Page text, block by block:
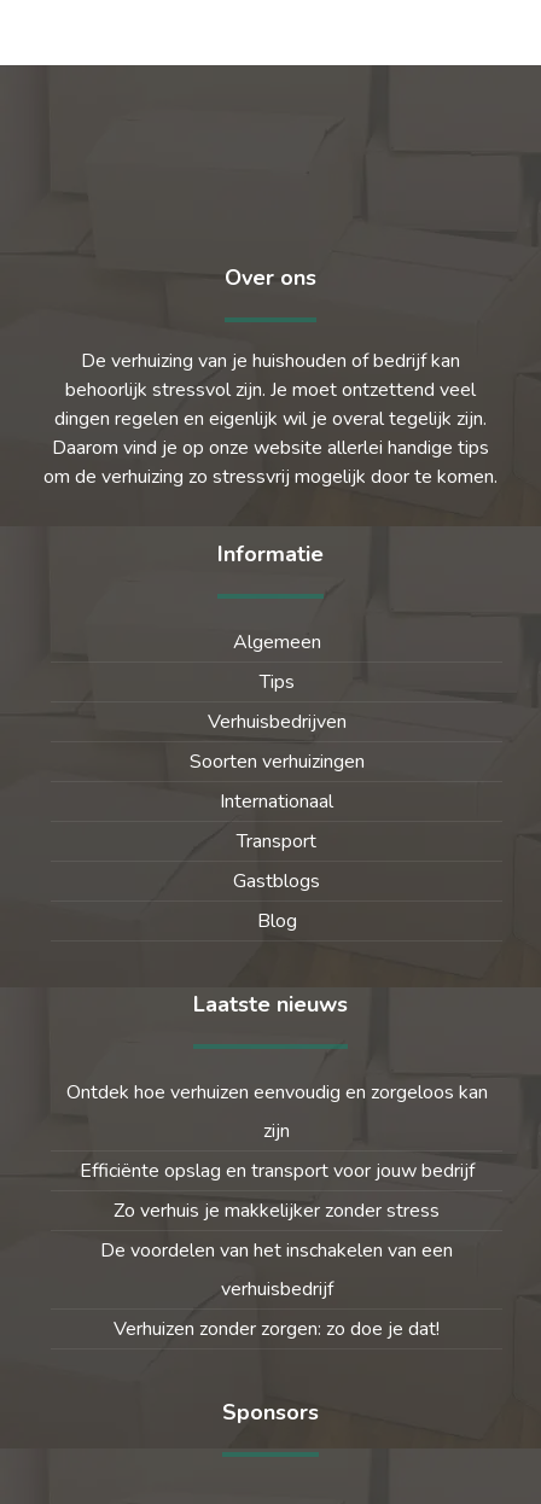
Over ons
De verhuizing van je huishouden of bedrijf kan
behoorlijk stressvol zijn. Je moet ontzettend veel
dingen regelen en eigenlijk wil je overal tegelijk zijn.
Daarom vind je op onze website allerlei handige tips
om de verhuizing zo stressvrij mogelijk door te komen.
Informatie
Algemeen
Tips
Verhuisbedrijven
Soorten verhuizingen
Internationaal
Transport
Gastblogs
Blog
Laatste nieuws
Ontdek hoe verhuizen eenvoudig en zorgeloos kan
zijn
Efficiënte opslag en transport voor jouw bedrijf
Zo verhuis je makkelijker zonder stress
De voordelen van het inschakelen van een
verhuisbedrijf
Verhuizen zonder zorgen: zo doe je dat!
Sponsors